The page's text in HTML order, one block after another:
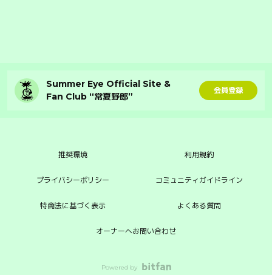
Summer Eye Official Site &
Fan Club “常夏野郎”
会員登録
推奨環境 利用規約
プライバシーポリシー コミュニティガイドライン
特商法に基づく表示 よくある質問
オーナーへお問い合わせ
Powered by